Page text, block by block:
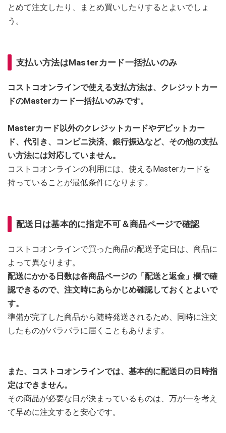
とめて注文したり、まとめ買いしたりするとよいでしょ
う。
支払い方法はMasterカード一括払いのみ
コストコオンラインで使える支払方法は、クレジットカー
ドのMasterカード一括払いのみです。
Masterカード以外のクレジットカードやデビットカー
ド、代引き、コンビニ決済、銀行振込など、その他の支払
い方法には対応していません。
コストコオンラインの利用には、使えるMasterカードを
持っていることが最低条件になります。
配送日は基本的に指定不可＆商品ページで確認
コストコオンラインで買った商品の配送予定日は、商品に
よって異なります。
配送にかかる日数は各商品ページの「配送と返金」欄で確
認できるので、注文時にあらかじめ確認しておくとよいで
す。
準備が完了した商品から随時発送されるため、同時に注文
したものがバラバラに届くこともあります。
また、コストコオンラインでは、基本的に配送日の日時指
定はできません。
その商品が必要な日が決まっているものは、万が一を考え
て早めに注文すると安心です。